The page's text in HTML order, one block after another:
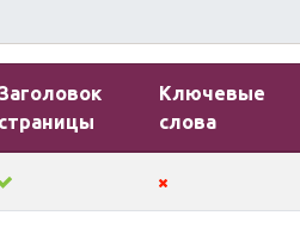
страницы
Ключевые
слова